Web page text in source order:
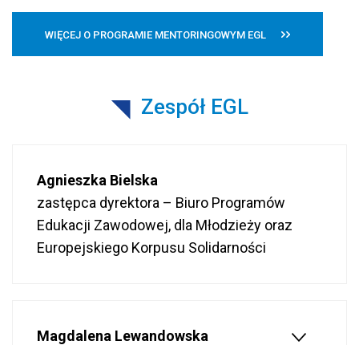
WIĘCEJ O PROGRAMIE MENTORINGOWYM EGL
Zespół EGL
Agnieszka Bielska
zastępca dyrektora – Biuro Programów
Edukacji Zawodowej, dla Młodzieży oraz
Europejskiego Korpusu Solidarności
Magdalena Lewandowska